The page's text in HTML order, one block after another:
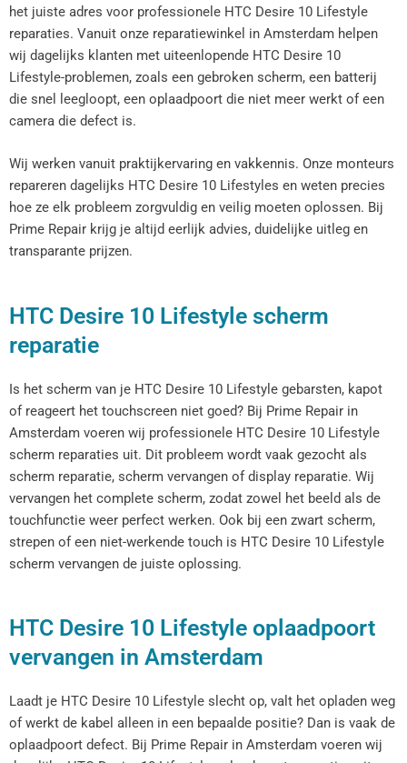
het juiste adres voor professionele HTC Desire 10 Lifestyle
reparaties. Vanuit onze reparatiewinkel in Amsterdam helpen
wij dagelijks klanten met uiteenlopende HTC Desire 10
Lifestyle-problemen, zoals een gebroken scherm, een batterij
die snel leegloopt, een oplaadpoort die niet meer werkt of een
camera die defect is.
Wij werken vanuit praktijkervaring en vakkennis. Onze monteurs
repareren dagelijks HTC Desire 10 Lifestyles en weten precies
hoe ze elk probleem zorgvuldig en veilig moeten oplossen. Bij
Prime Repair krijg je altijd eerlijk advies, duidelijke uitleg en
transparante prijzen.
HTC Desire 10 Lifestyle scherm
reparatie
Is het scherm van je HTC Desire 10 Lifestyle gebarsten, kapot
of reageert het touchscreen niet goed? Bij Prime Repair in
Amsterdam voeren wij professionele HTC Desire 10 Lifestyle
scherm reparaties uit. Dit probleem wordt vaak gezocht als
scherm reparatie, scherm vervangen of display reparatie. Wij
vervangen het complete scherm, zodat zowel het beeld als de
touchfunctie weer perfect werken. Ook bij een zwart scherm,
strepen of een niet-werkende touch is HTC Desire 10 Lifestyle
scherm vervangen de juiste oplossing.
HTC Desire 10 Lifestyle oplaadpoort
vervangen in Amsterdam
Laadt je HTC Desire 10 Lifestyle slecht op, valt het opladen weg
of werkt de kabel alleen in een bepaalde positie? Dan is vaak de
oplaadpoort defect. Bij Prime Repair in Amsterdam voeren wij